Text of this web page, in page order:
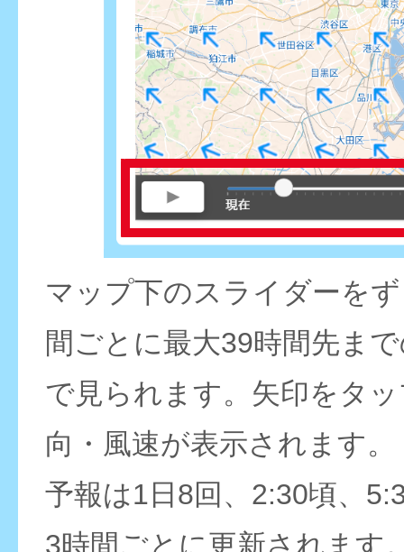
マップ下のスライダーを
間ごとに最大39時間先ま
で見られます。矢印をタ
向・風速が表示されます。
予報は1日8回、2:30頃、
3時間ごとに更新されます